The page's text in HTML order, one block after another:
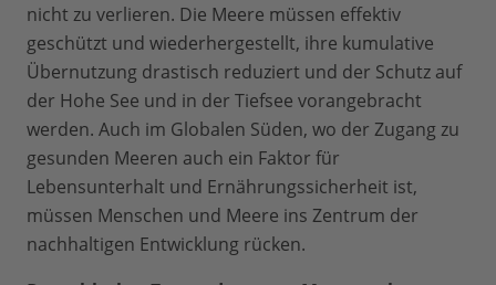
nicht zu verlieren. Die Meere müssen effektiv
geschützt und wiederhergestellt, ihre kumulative
Übernutzung drastisch reduziert und der Schutz auf
der Hohe See und in der Tiefsee vorangebracht
werden. Auch im Globalen Süden, wo der Zugang zu
gesunden Meeren auch ein Faktor für
Lebensunterhalt und Ernährungssicherheit ist,
müssen Menschen und Meere ins Zentrum der
nachhaltigen Entwicklung rücken.